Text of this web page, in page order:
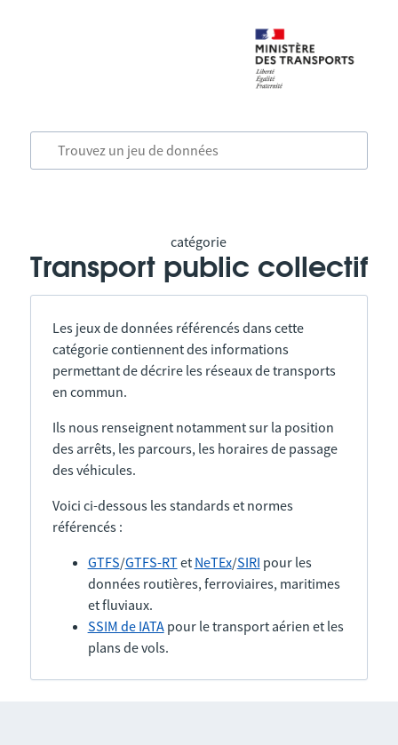
catégorie
Transport public collectif
Les jeux de données référencés dans cette
catégorie contiennent des informations
permettant de décrire les réseaux de transports
en commun.
Ils nous renseignent notamment sur la position
des arrêts, les parcours, les horaires de passage
des véhicules.
Voici ci-dessous les standards et normes
référencés :
GTFS/GTFS-RTet NeTEx/SIRI pour les
données routières, ferroviaires, maritimes
et fluviaux.
SSIM de IATApour le transport aérien et les
plans de vols.